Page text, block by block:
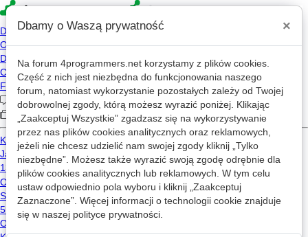
4p » Forum » PHP
StormQueries - Query Builder z
możliwościami ORM
Michał Czerski OP 2025-10-01 12:59
Cześć!
Chciałem podzielić się projektem, nad którym
pracowałem — StormQueries, czyli QueryBuilder z
Dbamy o Waszą prywatność ×
Na forum 4programmers.net korzystamy z plików cookies.
Część z nich jest niezbędna do funkcjonowania naszego
forum, natomiast wykorzystanie pozostałych zależy od Twojej
dobrowolnej zgody, którą możesz wyrazić poniżej. Klikając
„Zaakceptuj Wszystkie” zgadzasz się na wykorzystywanie
przez nas plików cookies analitycznych oraz reklamowych,
jeżeli nie chcesz udzielić nam swojej zgody kliknij „Tylko
niezbędne”. Możesz także wyrazić swoją zgodę odrębnie dla
plików cookies analitycznych lub reklamowych. W tym celu
ustaw odpowiednio pola wyboru i kliknij „Zaakceptuj
Zaznaczone”. Więcej informacji o technologii cookie znajduje
się w naszej polityce prywatności.